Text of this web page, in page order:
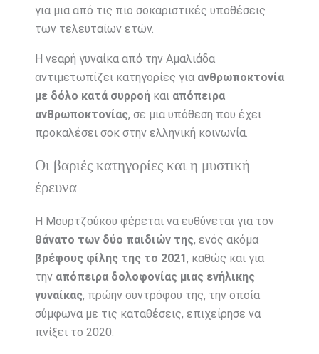
για μια από τις πιο σοκαριστικές υποθέσεις
των τελευταίων ετών.
Η νεαρή γυναίκα από την Αμαλιάδα
αντιμετωπίζει κατηγορίες για ανθρωποκτονία
με δόλο κατά συρροήκαι απόπειρα
ανθρωποκτονίας, σε μια υπόθεση που έχει
προκαλέσει σοκ στην ελληνική κοινωνία.
Οι βαριές κατηγορίες και η μυστική
έρευνα
Η Μουρτζούκου φέρεται να ευθύνεται για τον
θάνατο των δύο παιδιών της, ενός ακόμα
βρέφους φίλης της το 2021, καθώς και για
την απόπειρα δολοφονίας μιας ενήλικης
γυναίκας, πρώην συντρόφου της, την οποία
σύμφωνα με τις καταθέσεις, επιχείρησε να
πνίξει το 2020.